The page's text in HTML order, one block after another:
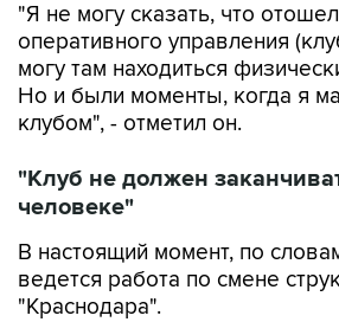
"Я не могу сказать, что
оперативного управления
могу там находиться
Но и были моменты, когда я
клубом", - отметил он.
"Клуб не должен
человеке"
В настоящий момент, по
ведется работа по смене
"Краснодара".